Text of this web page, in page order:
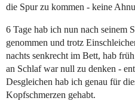
die Spur zu kommen - keine
6 Tage hab ich nun nach seinem
genommen und trotz
nachts senkrecht im Bett, hab
an Schlaf war null zu denken -
Desgleichen hab ich genau für
Kopfschmerzen gehabt.